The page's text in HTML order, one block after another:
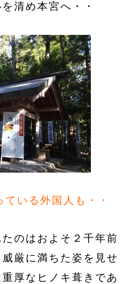
清め本宮へ・・
いる外国人も・・
のはおよそ２千年前
厳に満ちた姿を見せ
厚なヒノキ葺きであ